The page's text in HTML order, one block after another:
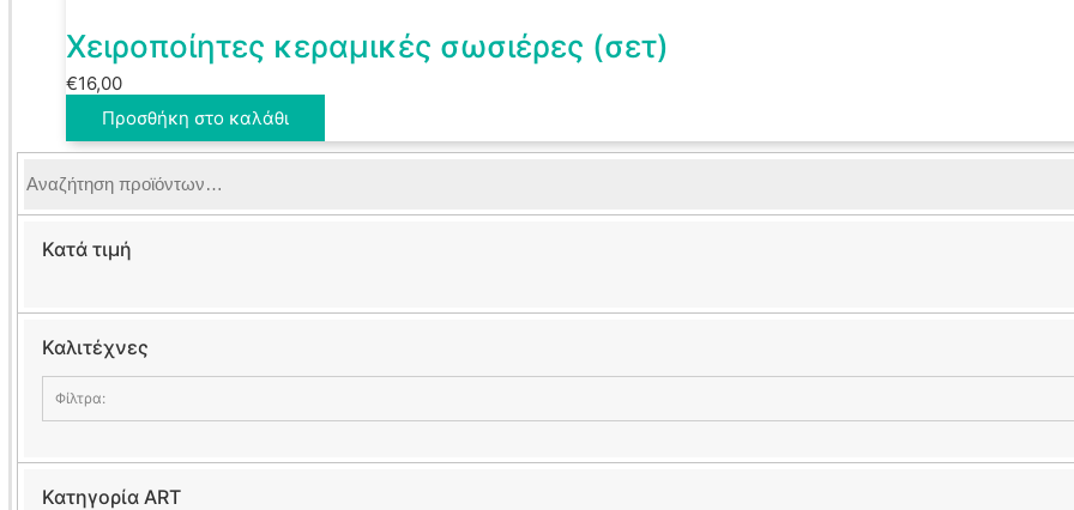
Χειροποίητες κεραμικές σωσιέρες (σετ)
€16,00
Προσθήκη στο καλάθι
για:
Κατά τιμή
Καλιτέχνες
Φίλτρα:
Κατηγορία ART